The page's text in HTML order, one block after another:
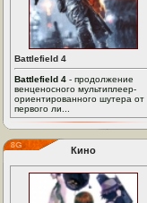
Battlefield 4
Battlefield 4 - продолжение
венценосного мультиплеер-
ориентированного шутера от
первого ли...
Кино